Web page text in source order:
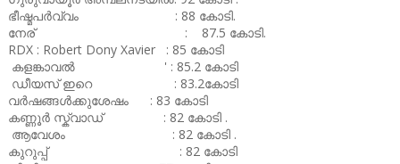
ഭീഷ്മപർവ്വം : 88 കോടി.
നേര് : 87.5 കോടി.
RDX : Robert Dony Xavier : 85 കോടി
കളങ്കാവൽ ' : 85.2 കോടി
ഡീയസ് ഇറെ : 83.2കോടി
വർഷങ്ങൾക്കുശേഷം : 83 കോടി
കണ്ണൂർ സ്ക്വാഡ് : 82 കോടി .
ആവേശം : 82 കോടി .
കുറുപ്പ് : 82 കോടി